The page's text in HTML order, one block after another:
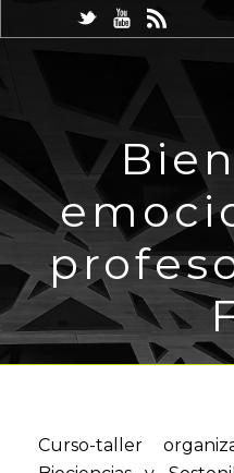
Curso-taller